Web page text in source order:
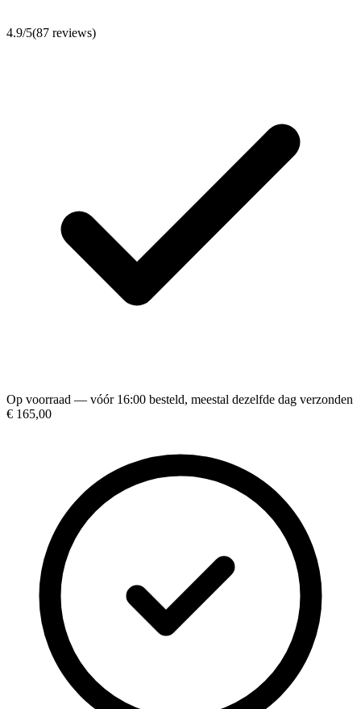
4.9/5(87 reviews)
Op voorraad — vóór 16:00 besteld, meestal dezelfde dag verzonden
€ 165,00